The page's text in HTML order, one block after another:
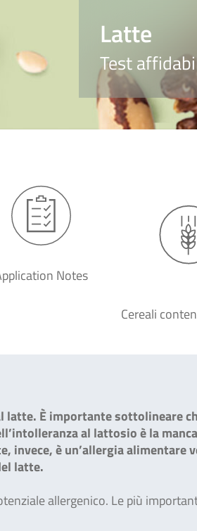
Latte
Test
Notes
Cereali
latte. È importante sottolineare
al lattosio è la
invece, è un’allergia alimentare
latte.
allergenico. Le più